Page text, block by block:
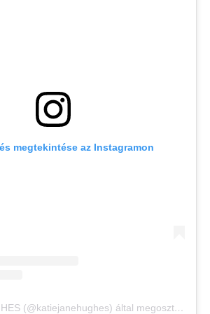
megtekintése az Instagramon
KATIE JANE HUGHES (@katiejanehughes) által megosztott bejegyzés